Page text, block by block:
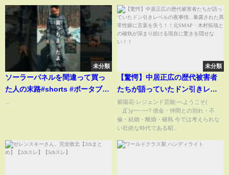
未分類
ソーラーパネルを間違って買っ
た人の末路#shorts #ポータブル
未分類
【驚愕】中居正広の歴代被害者
たちが語っていたドン引きレベ
ルの夜事情...暴露された異常性癖
に言葉を失う！！元SMAP・木村
拓哉との確執が深まり続ける現
紫陽花-レジェンド芸能-へようこそ(
´Д`)y━･~~? 借金・仲間との別れ・不
倫・結婚・離婚・確執 今では考えられな
い壮絶な時代である昭...